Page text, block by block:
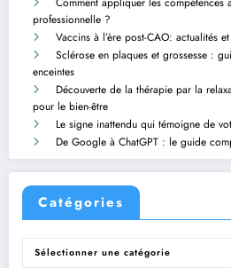
professionnelle ?
Vaccins à l’ère post-CAO: actualités
Sclérose en plaques et grossesse :
enceintes
Découverte de la thérapie par la
pour le bien-être
Le signe inattendu qui témoigne de
De Google à ChatGPT : le guide
Catégories
Catégories